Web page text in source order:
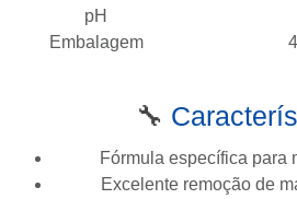
pH
Embalagem
🔧
Fórmula específica para
Excelente remoção de